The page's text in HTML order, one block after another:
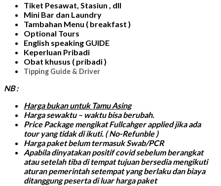
Tiket Pesawat, Stasiun , dll
Mini Bar dan Laundry
Tambahan Menu ( breakfast )
Optional Tours
English speaking GUIDE
Keperluan Pribadi
Obat khusus ( pribadi )
Tipping Guide & Driver
NB :
Harga bukan untuk Tamu Asing
Harga sewaktu – waktu bisa berubah.
Price Package mengikat Fullcahger applied jika ada
tour yang tidak di ikuti. ( No-Refunble )
Harga paket belum termasuk Swab/PCR
Apabila dinyatakan positif covid sebelum berangkat
atau setelah tiba di tempat tujuan bersedia mengikuti
aturan pemerintah setempat yang berlaku dan biaya
ditanggung peserta di luar harga paket